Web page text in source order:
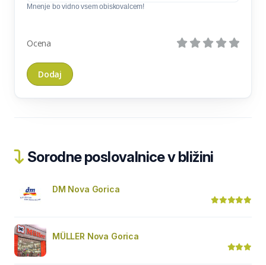
Mnenje bo vidno vsem obiskovalcem!
Ocena
Sorodne poslovalnice v bližini
DM Nova Gorica
MÜLLER Nova Gorica